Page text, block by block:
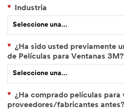
* Industria
Seleccione una...
* ¿Ha sido usted previamente
de Películas para Ventanas 3M?
Seleccione una...
* ¿Ha comprado películas para
proveedores/fabricantes antes?